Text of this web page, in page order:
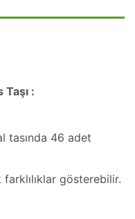
:
tasında 46 adet
gösterebilir.